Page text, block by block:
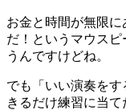
お金と時間が無限
だ！というマウス
うんですけどね。
でも「いい演奏を
きるだけ練習に当て